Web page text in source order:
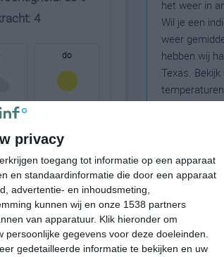
privacy
toegang tot informatie op een apparaat
en standaardinformatie die door een apparaat
advertentie- en inhoudsmeting,
kunnen wij en onze 1538 partners
van apparatuur. Klik hieronder om
gegevens voor deze doeleinden.
gedetailleerde informatie te bekijken en uw
4
do
26°C
03:00
03:00
het weer in
Wil je een
weer
hebben wij
Texas.
sneeuw en
zonneschijn
Beste
Het weer is